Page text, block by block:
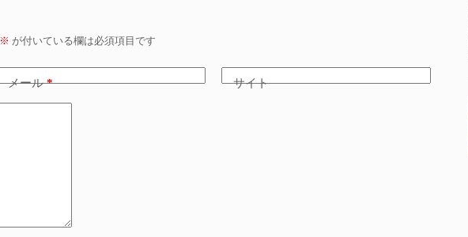
※ が付いている欄は必須項目です
メール* サイト